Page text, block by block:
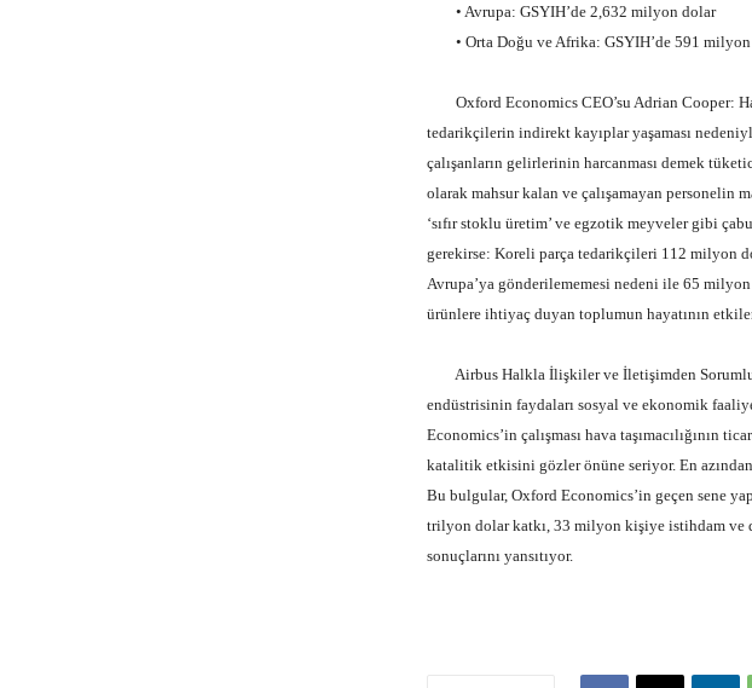
• Avrupa: GSYIH’de 2,632 milyon dolar
• Orta Doğu ve Afrika: GSYIH’de 591
Oxford Economics CEO’su Adrian Cooper:
tedarikçilerin indirekt kayıplar yaşaması
çalışanların gelirlerinin harcanması demek
olarak mahsur kalan ve çalışamayan personelin
‘sıfır stoklu üretim’ ve egzotik meyveler gibi
gerekirse: Koreli parça tedarikçileri 112 milyon
Avrupa’ya gönderilememesi nedeni ile 65
ürünlere ihtiyaç duyan toplumun hayatının
Airbus Halkla İlişkiler ve İletişimden Sorumlu
endüstrisinin faydaları sosyal ve ekonomik
Economics’in çalışması hava taşımacılığının
katalitik etkisini gözler önüne seriyor. En
Bu bulgular, Oxford Economics’in geçen sene
trilyon dolar katkı, 33 milyon kişiye istihdam ve
sonuçlarını yansıtıyor.